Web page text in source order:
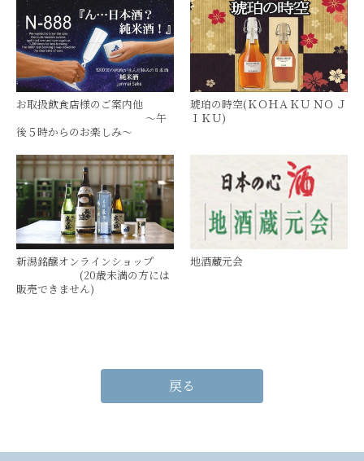
お取扱飲食店様のご案内他
～午
後５時からのお楽しみ～
琥珀の時空(ＫＯＨＡＫＵ ＮＯ Ｊ
ＩＫＵ)
新潟銘醸オンラインショップ
(20歳未満の方には
販売できません)
地酒蔵元会
戻る